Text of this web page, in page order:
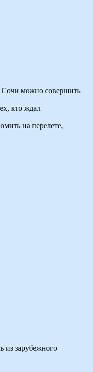
Сочи можно совершить
кто ждал
на перелете,
из зарубежного